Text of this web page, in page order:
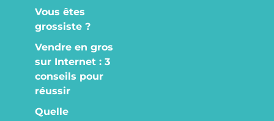
Vous êtes
grossiste ?
Vendre en gros
sur Internet : 3
conseils pour
réussir
Quelle